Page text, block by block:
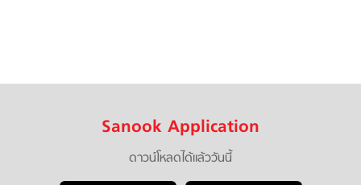
Sanook Application
ดาวน์โหลดได้แล้ววันนี้